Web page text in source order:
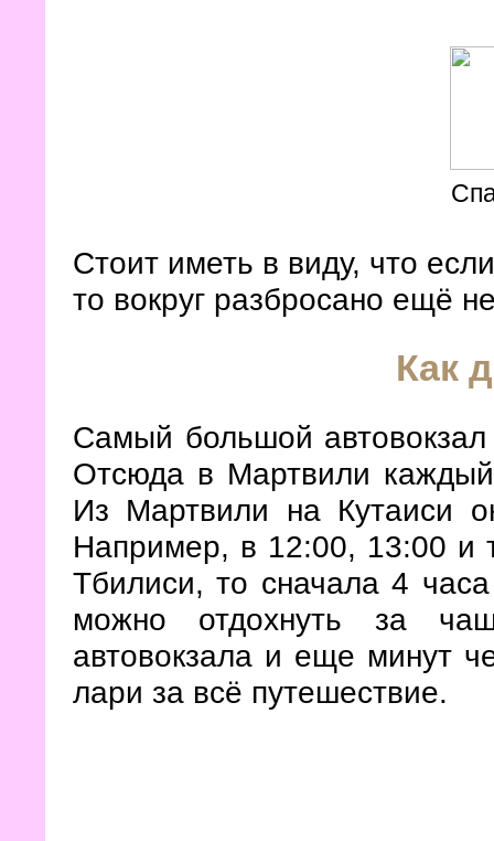
Стоит иметь в виду, что
то вокруг разбросано ещё
Как
Самый большой
Отсюда в Мартвили
Из Мартвили на Кутаиси
Например, в 12:00, 13:00 и
Тбилиси, то сначала 4
можно отдохнуть за
автовокзала и еще минут
лари за всё путешествие.